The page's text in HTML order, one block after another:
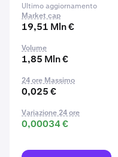
Ultimo aggiornamento
Market cap
19,51 Mln €
Volume
1,85 Mln €
24 ore Massimo
0,025 €
Variazione 24 ore
0,00034 €